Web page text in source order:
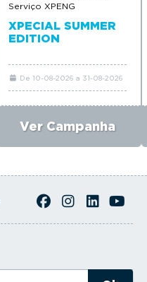
Serviço XPENG
XPECIAL SUMMER
EDITION
De 10-08-2026 a 31-08-2026
Ver Campanha